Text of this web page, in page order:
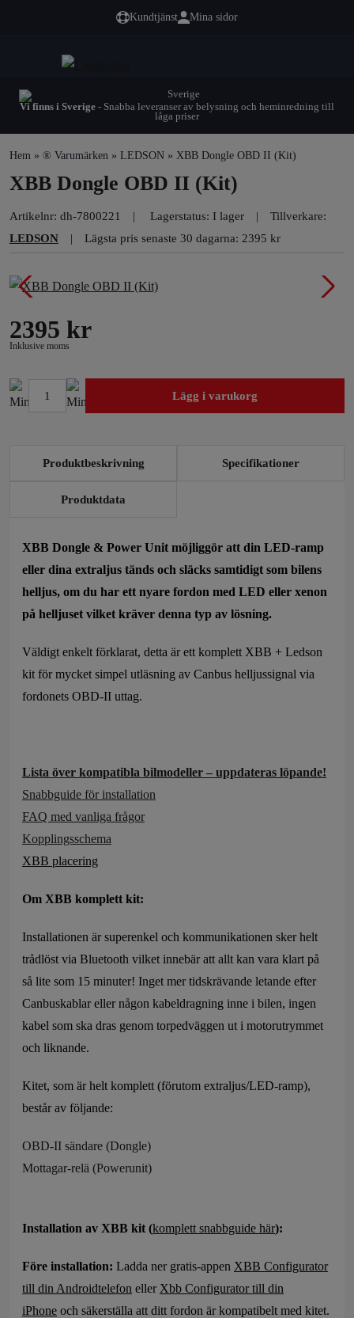
Kundtjänst Mina sidor
Vi finns i Sverige - Snabba leveranser av belysning och heminredning till
låga priser
Hem » ® Varumärken » LEDSON » XBB Dongle OBD II (Kit)
XBB Dongle OBD II (Kit)
Artikelnr: dh-7800221 Lagerstatus: I lager
Tillverkare:
LEDSON
Lägsta pris senaste 30 dagarna: 2395 kr
2395 kr
Inklusive moms
XBB
Lägg i varukorg
Produktbeskrivning Specifikationer
Produktdata
XBB Dongle & Power Unit möjliggör att din LED-ramp
eller dina extraljus tänds och släcks samtidigt som bilens
helljus, om du har ett nyare fordon med LED eller xenon
på helljuset vilket kräver denna typ av lösning.
Väldigt enkelt förklarat, detta är ett komplett XBB + Ledson
kit för mycket simpel utläsning av Canbus helljussignal via
fordonets OBD-II uttag.
Lista över kompatibla bilmodeller – uppdateras löpande!
Snabbguide för installation
FAQ med vanliga frågor
Kopplingsschema
XBB placering
Om XBB komplett kit:
Installationen är superenkel och kommunikationen sker helt
trådlöst via Bluetooth vilket innebär att allt kan vara klart på
så lite som 15 minuter! Inget mer tidskrävande letande efter
Canbuskablar eller någon kabeldragning inne i bilen, ingen
kabel som ska dras genom torpedväggen ut i motorutrymmet
och liknande.
Kitet, som är helt komplett (förutom extraljus/LED-ramp),
består av följande:
OBD-II sändare (Dongle)
Mottagar-relä (Powerunit)
Installation av XBB kit (komplett snabbguide här):
Före installation: Ladda ner gratis-appen XBB Configurator
till din Androidtelefon eller Xbb Configurator till din
iPhone och säkerställa att ditt fordon är kompatibelt med kitet.